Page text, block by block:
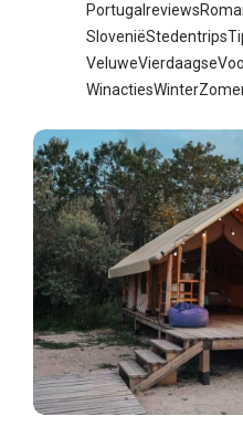
Portugal reviews
SloveniëStedentrips
VeluweVierdaagse
WinactiesWinter